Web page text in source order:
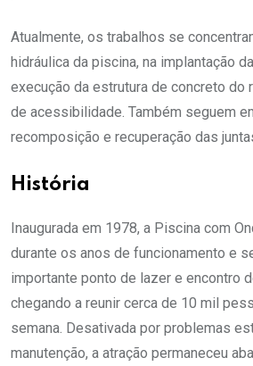
Atualmente, os trabalhos se
hidráulica da piscina, na implantação
execução da estrutura de concreto do
de acessibilidade. Também seguem
recomposição e recuperação das
História
Inaugurada em 1978, a Piscina com
durante os anos de funcionamento e
importante ponto de lazer e encontro
chegando a reunir cerca de 10 mil
semana. Desativada por problemas
manutenção, a atração permaneceu